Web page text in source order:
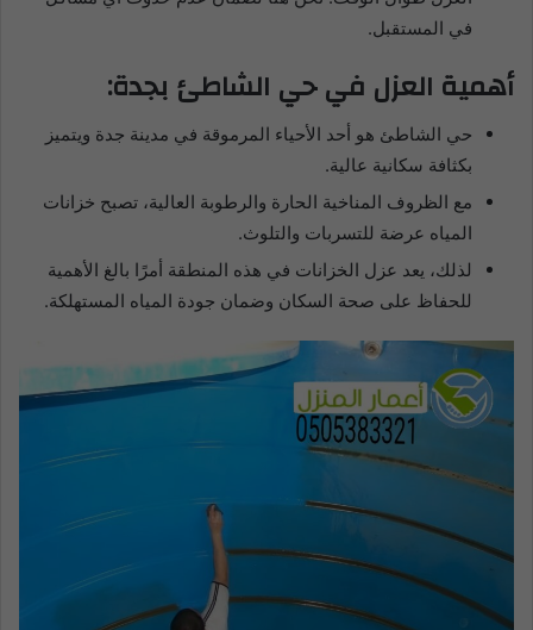
في المستقبل.
أهمية العزل في حي الشاطئ بجدة:
حي الشاطئ هو أحد الأحياء المرموقة في مدينة جدة ويتميز
بكثافة سكانية عالية.
مع الظروف المناخية الحارة والرطوبة العالية، تصبح خزانات
المياه عرضة للتسربات والتلوث.
لذلك، يعد عزل الخزانات في هذه المنطقة أمرًا بالغ الأهمية
للحفاظ على صحة السكان وضمان جودة المياه المستهلكة.